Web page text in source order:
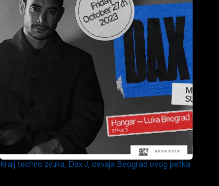
Kralj techno zvuka, Dax J, osvaja Beograd ovog petka